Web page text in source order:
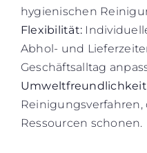
hygienischen
Flexibilität:
Abhol- und
Geschäftsalltag
Ressourcen schonen.